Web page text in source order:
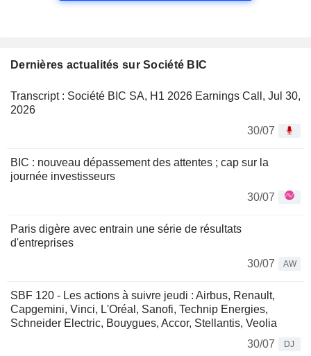
Dernières actualités sur Société BIC
Transcript : Société BIC SA, H1 2026 Earnings Call, Jul 30,
2026
30/07
BIC : nouveau dépassement des attentes ; cap sur la
journée investisseurs
30/07
Paris digère avec entrain une série de résultats
d'entreprises
30/07
AW
SBF 120 - Les actions à suivre jeudi : Airbus, Renault,
Capgemini, Vinci, L'Oréal, Sanofi, Technip Energies,
Schneider Electric, Bouygues, Accor, Stellantis, Veolia
30/07
DJ